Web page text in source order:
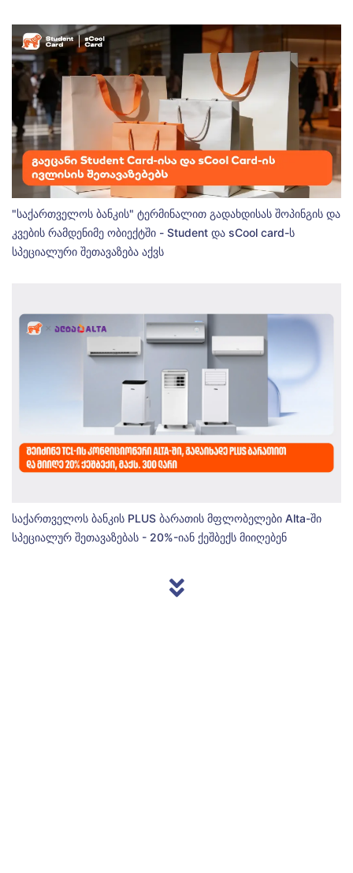
"საქართველოს ბანკის" ტერმინალით გადახდისას შოპინგის და
კვების რამდენიმე ობიექტში - Student და sCool card-ს
სპეციალური შეთავაზება აქვს
საქართველოს ბანკის PLUS ბარათის მფლობელები Alta-ში
სპეციალურ შეთავაზებას - 20%-იან ქეშბექს მიიღებენ